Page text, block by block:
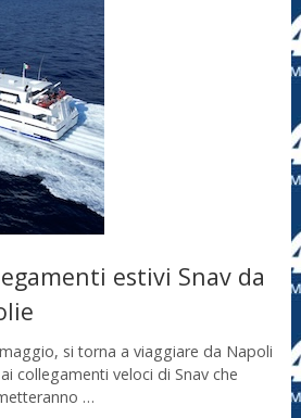
estivi Snav da
si torna a viaggiare da Napoli
collegamenti veloci di Snav che
…